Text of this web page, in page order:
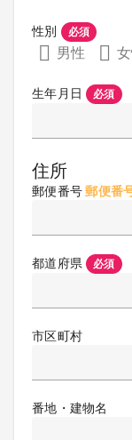
性別 必須
男性
生年月日 必須
住所
郵便番号郵便番
都道府県 必須
市区町村
番地・建物名